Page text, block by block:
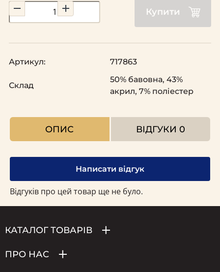
Купити
Артикул: 717863
Склад
50% бавовна, 43%
акрил, 7% поліестер
ОПИС ВІДГУКИ 0
Написати відгук
Відгуків про цей товар ще не було.
КАТАЛОГ ТОВАРІВ
ПРО НАС